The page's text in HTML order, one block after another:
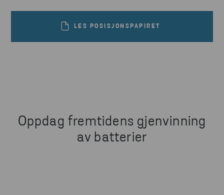
LES POSISJONSPAPIRET
Oppdag fremtidens gjenvinning
av batterier